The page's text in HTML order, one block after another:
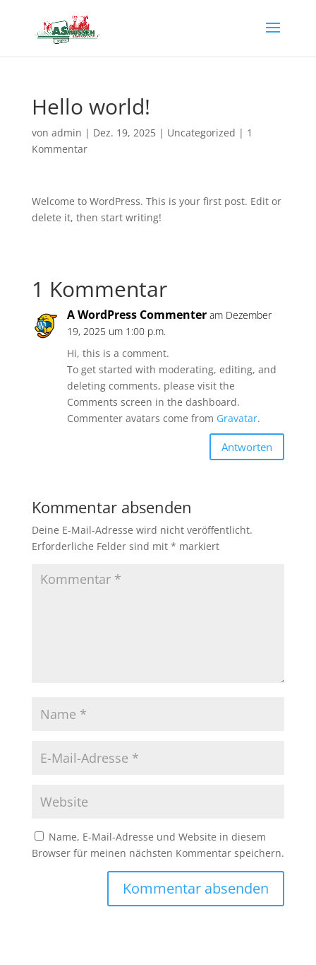
Hello world!
von admin | Dez. 19, 2025| Uncategorized | 1
Kommentar
Welcome to WordPress. This is your first post. Edit or
delete it, then start writing!
1 Kommentar
A WordPress Commenter am Dezember
19, 2025 um 1:00 p.m.
Hi, this is a comment.
To get started with moderating, editing, and
deleting comments, please visit the
Comments screen in the dashboard.
Commenter avatars come from Gravatar.
Antworten
Kommentar absenden
Deine E-Mail-Adresse wird nicht veröffentlicht.
Erforderliche Felder sind mit * markiert
Name, E-Mail-Adresse und Website in diesem
Browser für meinen nächsten Kommentar speichern.